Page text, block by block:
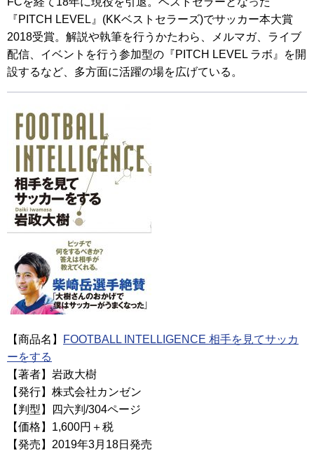
『PITCH LEVEL』(KKベストセラーズ)でサッカー本大賞
2018受賞。解説や執筆を行うかたわら、メルマガ、ライブ
配信、イベントを行う参加型の『PITCH LEVEL ラボ』を開
設するなど、多方面に活躍の場を広げている。
【商品名】
FOOTBALL INTELLIGENCE 相手を見てサッカ
ーをする
【著者】岩政大樹
【発行】株式会社カンゼン
【判型】四六判/304ページ
【価格】1,600円＋税
【発売】2019年3月18日発売